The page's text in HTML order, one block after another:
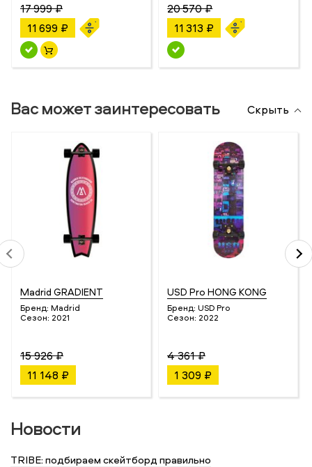
17 999 ₽
11 699 ₽
20 570 ₽
11 313 ₽
Вас может заинтересовать Скрыть
Madrid GRADIENT
Бренд: Madrid
Сезон: 2021
15 926 ₽
11 148 ₽
USD Pro HONG KONG
Бренд: USD Pro
Сезон: 2022
4 361 ₽
1 309 ₽
Новости
TRIBE: подбираем скейтборд правильно